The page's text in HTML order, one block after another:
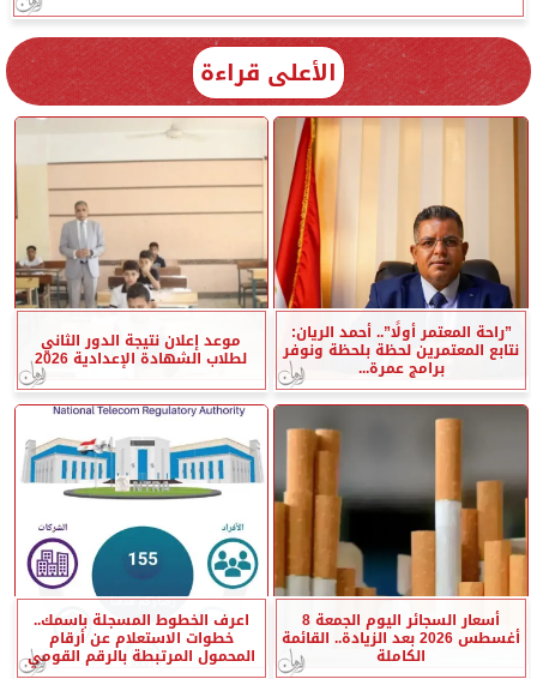
الأعلى قراءة
”راحة المعتمر أولًا”.. أحمد الريان:
نتابع المعتمرين لحظة بلحظة ونوفر
برامج عمرة...
موعد إعلان نتيجة الدور الثاني
لطلاب الشهادة الإعدادية 2026
أسعار السجائر اليوم الجمعة 8
أغسطس 2026 بعد الزيادة.. القائمة
الكاملة
اعرف الخطوط المسجلة باسمك..
خطوات الاستعلام عن أرقام
المحمول المرتبطة بالرقم القومي